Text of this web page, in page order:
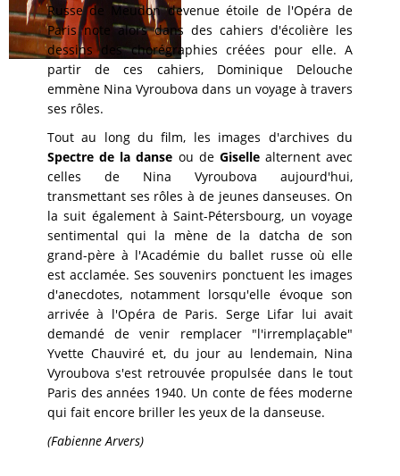
Russe de Meudon devenue étoile de l'Opéra de
Paris note alors dans des cahiers d'écolière les
dessins des chorégraphies créées pour elle. A
partir de ces cahiers, Dominique Delouche
emmène Nina Vyroubova dans un voyage à travers
ses rôles.
Tout au long du film, les images d'archives du
Spectre de la danse ou de Gisellealternent avec
celles de Nina Vyroubova aujourd'hui,
transmettant ses rôles à de jeunes danseuses. On
la suit également à Saint-Pétersbourg, un voyage
sentimental qui la mène de la datcha de son
grand-père à l'Académie du ballet russe où elle
est acclamée. Ses souvenirs ponctuent les images
d'anecdotes, notamment lorsqu'elle évoque son
arrivée à l'Opéra de Paris. Serge Lifar lui avait
demandé de venir remplacer "l'irremplaçable"
Yvette Chauviré et, du jour au lendemain, Nina
Vyroubova s'est retrouvée propulsée dans le tout
Paris des années 1940. Un conte de fées moderne
qui fait encore briller les yeux de la danseuse.
(Fabienne Arvers)